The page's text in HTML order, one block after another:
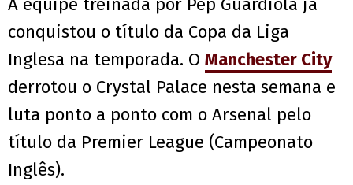
A equipe treinada por Pep Guardiola já
conquistou o título da Copa da Liga
Inglesa na temporada. O Manchester City
derrotou o Crystal Palace nesta semana e
luta ponto a ponto com o Arsenal pelo
título da Premier League (Campeonato
Inglês).